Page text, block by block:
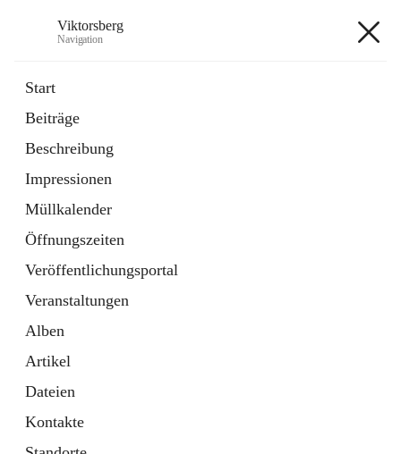
Viktorsberg
Navigation
Start
Beiträge
Beschreibung
Impressionen
Müllkalender
Öffnungszeiten
Veröffentlichungsportal
Veranstaltungen
Alben
Artikel
Dateien
Kontakte
1 Schnellzugriff
Bürgerservice
10 Schnellzugriffe